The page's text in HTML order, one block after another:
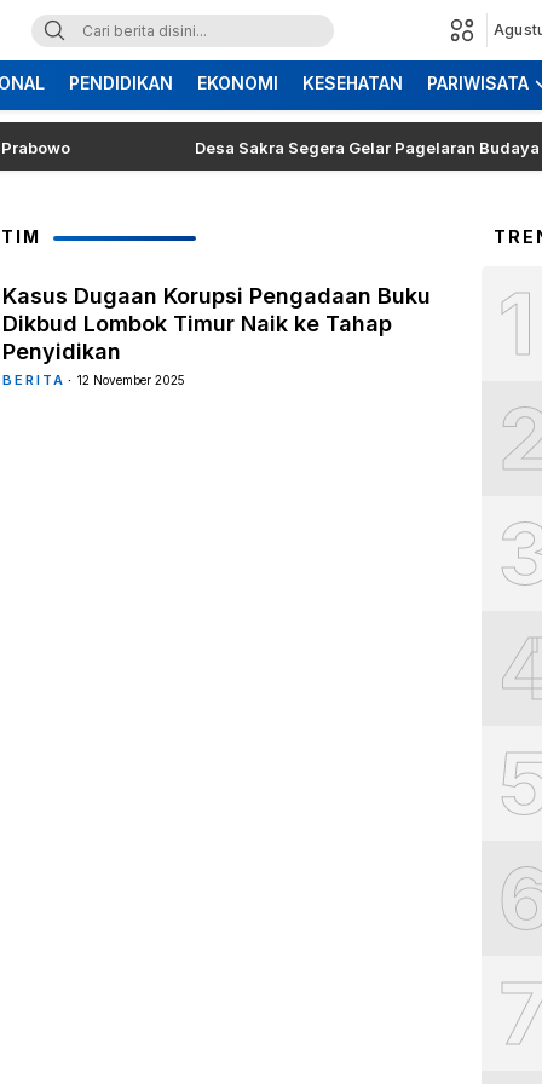
PENDIDIKAN EKONOMI KESEHATAN PARIWISATA
Desa Sakra Segera Gelar Pagelaran Budaya dan
Kasus Dugaan Korupsi Pengadaan Buku
Dikbud Lombok Timur Naik ke Tahap
Penyidikan
BERITA 12 November 2025
1